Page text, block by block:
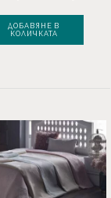
ДОБАВЯНЕ В
КОЛИЧКАТА